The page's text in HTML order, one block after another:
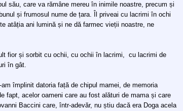
său, care va rămâne mereu în inimile noastre, precum și
și frumosul nume de țara. Îl priveai cu lacrimi în ochi
atâția ani lumină și ne dă farmec vieții noastre, ne
fior și sorbit cu ochii, cu ochii în lacrimi, cu lacrimi de
în gât.
împlinit datoria față de chipul mamei, de memoria
fapt, acelor oameni care au fost alături de mama și care
Baccini care, într-adevăr, nu știu dacă era Doga acela